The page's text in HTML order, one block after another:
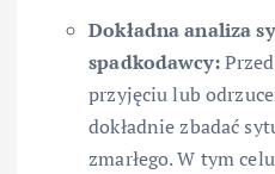
Dokładna analiza
spadkodawcy:
przyjęciu lub
dokładnie zbadać
zmarłego. W tym